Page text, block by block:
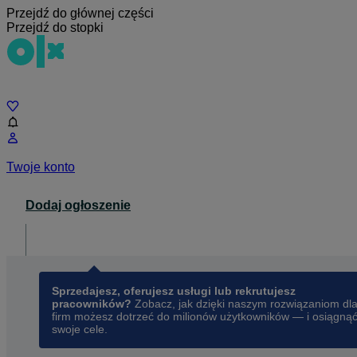
Przejdź do głównej części
Przejdź do stopki
Twoje konto
Dodaj ogłoszenie
Sprzedajesz, oferujesz usługi lub rekrutujesz
pracowników? Zobacz, jak dzięki naszym rozwiązaniom dla
firm możesz dotrzeć do milionów użytkowników — i osiągnąć
swoje cele.